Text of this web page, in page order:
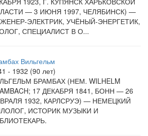
— 3 ИЮНЯ 1997, ЧЕЛЯБИНСК) —
ЭЛЕКТРИК, УЧЁНЫЙ-ЭНЕРГЕТИК,
СПЕЦИАЛИСТ В О...
Вильгельм
- 1932 (90 лет)
БРАМБАХ (НЕМ. WILHELM
17 ДЕКАБРЯ 1841, БОНН — 26
1932, КАРЛСРУЭ) — НЕМЕЦКИЙ
ИСТОРИК МУЗЫКИ И